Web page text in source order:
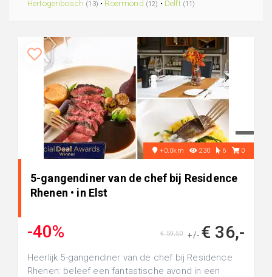
Hertogenbosch (13) • Roermond (12) • Delft (11)
+0.0km 230 6 0
5-gangendiner van de chef bij Residence
Rhenen • in Elst
-40% +/- € 36,-
€ 59,50
Heerlijk 5-gangendiner van de chef bij Residence
Rhenen: beleef een fantastische avond in een